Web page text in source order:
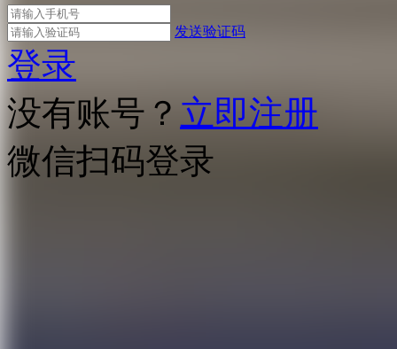
发送验证码
登录
没有账号？ 立即注册
微信扫码登录